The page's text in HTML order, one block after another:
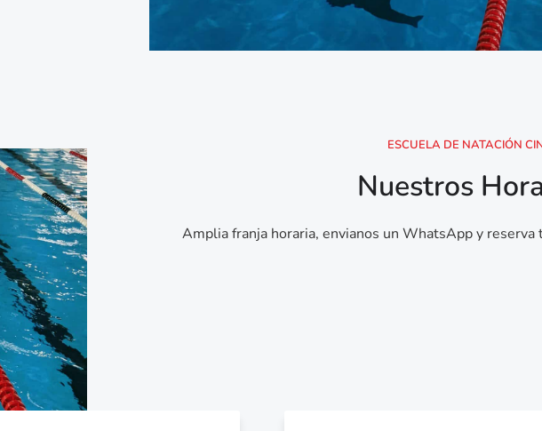
ESCUELA DE NATACIÓN
Nuestros
Amplia franja horaria, envianos un WhatsApp y reserva